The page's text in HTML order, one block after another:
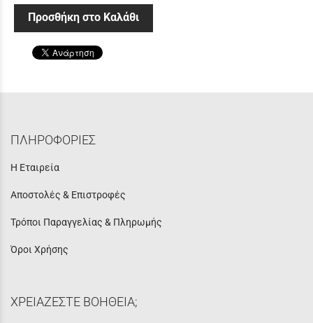
Προσθήκη στο Καλάθι
ΠΛΗΡΟΦΟΡΙΕΣ
Η Εταιρεία
Αποστολές & Επιστροφές
Τρόποι Παραγγελίας & Πληρωμής
Όροι Χρήσης
ΧΡΕΙΑΖΕΣΤΕ ΒΟΗΘΕΙΑ;